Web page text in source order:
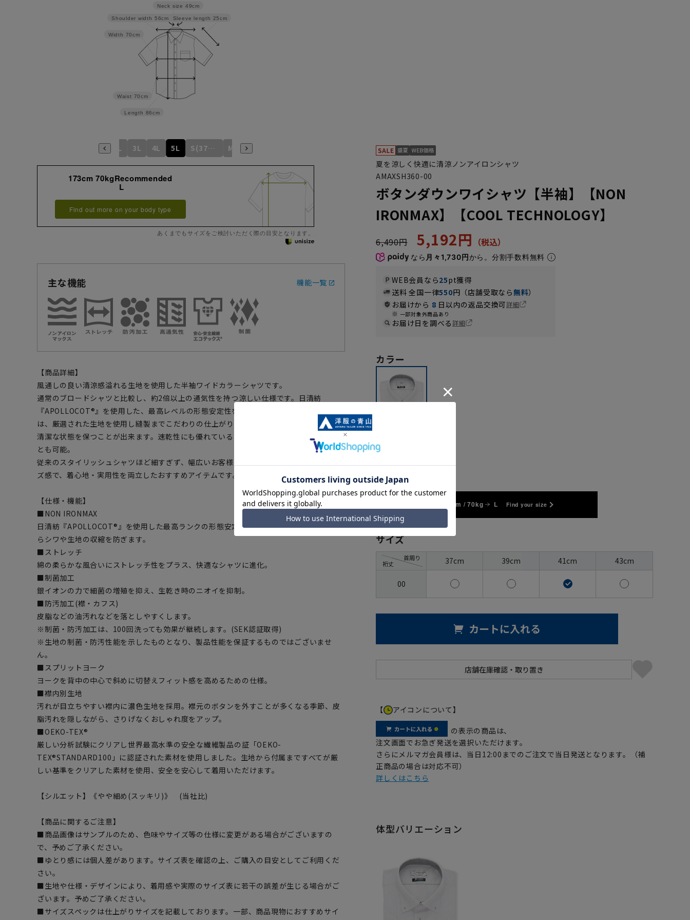
Sleeve length 25cm
Neck size 49cm
Length 86cm
Waist 70cm
Width 70cm
Shoulder width 56cm
LL 3L 4L 5L S(37cm) M(39cm) 4L(47cm) 5L(49cm)
173cm 70kgRecommended
L
Find out more on your body type
あくまでもサイズをご検討いただく際の目安となります。
主な機能 機能一覧
【商品詳細】
風通しの良い清涼感溢れる生地を使用した半袖ワイドカラーシャツです。
通常のブロードシャツと比較し、約2倍以上の通気性を持つ涼しい仕様です。日清紡
『APOLLOCOT®』を使用した、最高レベルの形態安定性を持つノンアイロンワイシャツ
は、厳選された生地を使用し縫製までこだわりの仕上がり。防汚加工や制菌加工も施し、
清潔な状態を保つことが出来ます。速乾性にも優れているので、夜干して翌朝着用するこ
とも可能。
従来のスタイリッシュシャツほど細すぎず、幅広いお客様に対応するよう設計されたサイ
ズ感で、着心地・実用性を両立したおすすめアイテムです。
【仕様・機能】
■NON IRONMAX
日清紡『APOLLOCOT®』を使用した最高ランクの形態安定性を誇り、綿100%でありなが
らシワや生地の収縮を防ぎます。
■ストレッチ
綿の柔らかな風合いにストレッチ性をプラス、快適なシャツに進化。
■制菌加工
銀イオンの力で細菌の増殖を抑え、生乾き時のニオイを抑制。
■防汚加工(襟・カフス)
皮脂などの油汚れなどを落としやすくします。
※制菌・防汚加工は、100回洗っても効果が継続します。(SEK認証取得)
※生地の制菌・防汚性能を示したものとなり、製品性能を保証するものではございませ
ん。
■スプリットヨーク
ヨークを背中の中心で斜めに切替えフィット感を高めるための仕様。
■襟内別生地
汚れが目立ちやすい襟内に濃色生地を採用。襟元のボタンを外すことが多くなる季節、皮
脂汚れを隠しながら、さりげなくおしゃれ度をアップ。
■OEKO-TEX®
厳しい分析試験にクリアし世界最高水準の安全な繊維製品の証「OEKO-
TEX®STANDARD100」に認証された素材を使用しました。生地から付属まですべてが厳
しい基準をクリアした素材を使用、安全を安心して着用いただけます。
【シルエット】《やや細め(スッキリ)》 (当社比)
【商品に関するご注意】
■商品画像はサンプルのため、色味やサイズ等の仕様に変更がある場合がございますの
で、予めご了承ください。
■ゆとり感には個人差があります。サイズ表を確認の上、ご購入の目安としてご利用くだ
さい。
■生地や仕様・デザインにより、着用感や実際のサイズ表に若干の誤差が生じる場合がご
ざいます。予めご了承ください。
■サイズスペックは仕上がりサイズを記載しております。一部、商品現物におすすめサイ
夏を涼しく快適に清涼ノンアイロンシャツ
AMAXSH360-00
ボタンダウンワイシャツ【半袖】【NON
IRONMAX】【COOL TECHNOLOGY】
6,490円 5,192円
なら 月々1,730円から。分割手数料無料
WEB会員なら25pt獲得
送料 全国一律550円（店舗受取なら無料）
お届けから 8 日以内の返品交換可詳細
一部対象外商品あり
お届け日を調べる詳細
カラー
173cm / 70kg L Find your size
サイズ
裄丈
首周り 37cm 39cm 41cm 43cm
00
カートに入れる
【 アイコンについて】
の表示の商品は、
注文画面でお急ぎ発送を選択いただけます。
さらにメルマガ会員様は、当日12:00までのご注文で当日発送となります。（補
正商品の場合は対応不可）
詳しくはこちら
体型バリエーション